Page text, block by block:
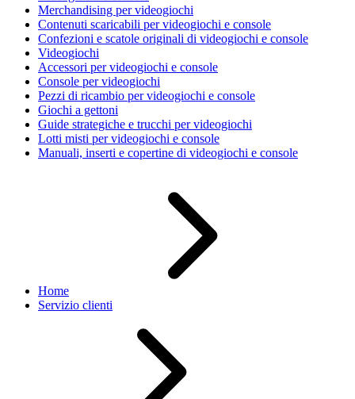
Merchandising per videogiochi
Contenuti scaricabili per videogiochi e console
Confezioni e scatole originali di videogiochi e console
Videogiochi
Accessori per videogiochi e console
Console per videogiochi
Pezzi di ricambio per videogiochi e console
Giochi a gettoni
Guide strategiche e trucchi per videogiochi
Lotti misti per videogiochi e console
Manuali, inserti e copertine di videogiochi e console
Home
Servizio clienti